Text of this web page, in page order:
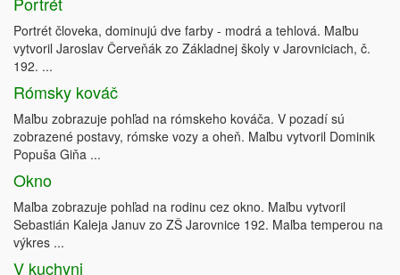
Portrét človeka, dominujú dve farby - modrá a tehlová. Maľbu
vytvoril Jaroslav Červeňák zo Základnej školy v Jarovniciach, č.
192. ...
Rómsky kováč
Maľbu zobrazuje pohľad na rómskeho kováča. V pozadí sú
zobrazené postavy, rómske vozy a oheň. Maľbu vytvoril Dominik
Popuša Giňa ...
Okno
Maľba zobrazuje pohľad na rodinu cez okno. Maľbu vytvoril
Sebastián Kaleja Januv zo ZŠ Jarovnice 192. Maľba temperou na
výkres ...
V kuchyni